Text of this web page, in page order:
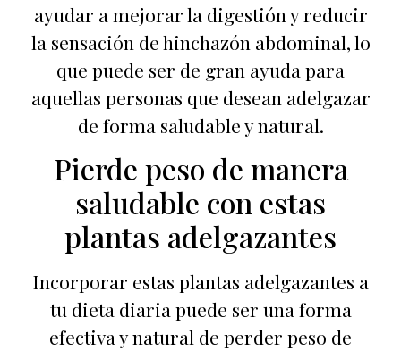
ayudar a mejorar la digestión y reducir
la sensación de hinchazón abdominal, lo
que puede ser de gran ayuda para
aquellas personas que desean adelgazar
de forma saludable y natural.
Pierde peso de manera
saludable con estas
plantas adelgazantes
Incorporar estas plantas adelgazantes a
tu dieta diaria puede ser una forma
efectiva y natural de perder peso de